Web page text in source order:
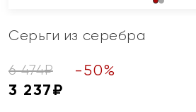
Серьги из серебра
6 474₽ -50%
3 237₽